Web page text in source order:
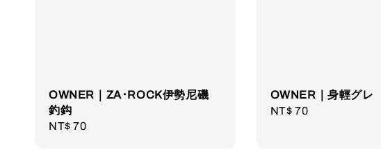
OWNER｜ZA･ROCK伊勢尼磯
釣鈎
Regular
NT$ 70
OWNER｜身輕グレ
Regular
NT$ 70